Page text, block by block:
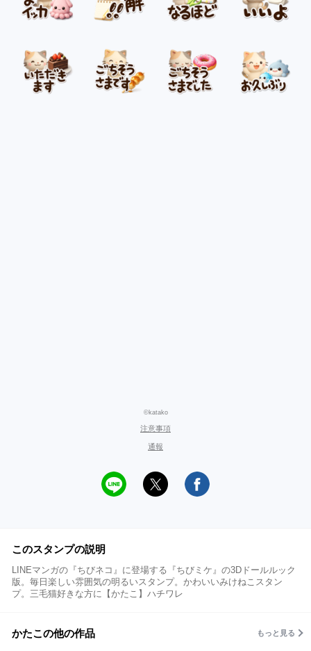
©katako
注意事項
通報
このスタンプの説明
LINEマンガの『ちびネコ』に登場する『ちびミケ』の3Dドールルック
版。毎日楽しい雰囲気の明るいスタンプ。かわいいみけねこスタン
プ。三毛猫好きな方に【かたこ】ハチワレ
かたこの他の作品 もっと見る